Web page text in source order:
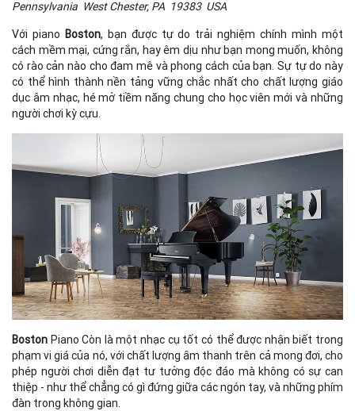
Pennsylvania West Chester, PA 19383 USA
Với piano Boston, bạn được tự do trải nghiệm chính mình một
cách mềm mại, cứng rắn, hay êm dịu như bạn mong muốn, không
có rào cản nào cho đam mê và phong cách của bạn. Sự tự do này
có thể hình thành nền tảng vững chắc nhất cho chất lượng giáo
dục âm nhạc, hé mở tiềm năng chung cho học viên mới và những
người chơi kỳ cựu.
Boston Piano Còn là một nhạc cụ tốt có thể được nhận biết trong
phạm vi giá của nó, với chất lượng âm thanh trên cả mong đơi, cho
phép người chơi diễn đạt tư tưởng độc đáo mà không có sự can
thiệp - như thể chẳng có gì đứng giữa các ngón tay, và những phím
đàn trong không gian.